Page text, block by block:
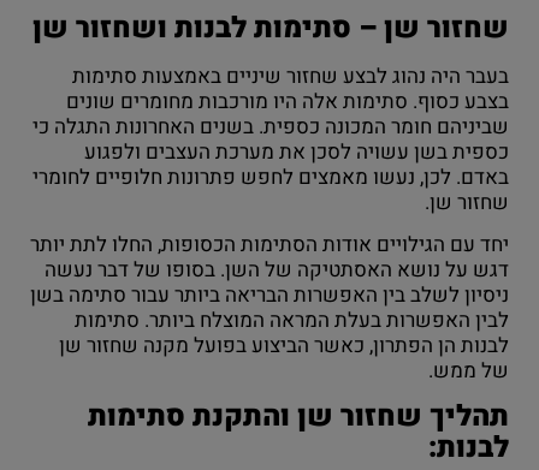
שחזור שן – סתימות לבנות ושחזור שן
בעבר היה נהוג לבצע שחזור שיניים באמצעות סתימות
בצבע כסוף. סתימות אלה היו מורכבות מחומרים שונים
שביניהם חומר המכונה כספית. בשנים האחרונות התגלה כי
כספית בשן עשויה לסכן את מערכת העצבים ולפגוע
באדם. לכן, נעשו מאמצים לחפש פתרונות חלופיים לחומרי
שחזור שן.
יחד עם הגילויים אודות הסתימות הכסופות, החלו לתת יותר
דגש על נושא האסתטיקה של השן. בסופו של דבר נעשה
ניסיון לשלב בין האפשרות הבריאה ביותר עבור סתימה בשן
לבין האפשרות בעלת המראה המוצלח ביותר. סתימות
לבנות הן הפתרון, כאשר הביצוע בפועל מקנה שחזור שן
של ממש.
תהליך שחזור שן והתקנת סתימות
לבנות: